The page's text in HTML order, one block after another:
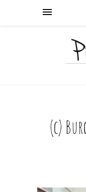
(c)